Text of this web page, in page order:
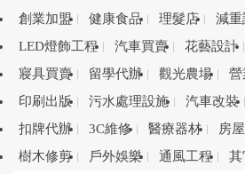
創業加盟
健康食品 理髮店 減
LED燈飾工程
汽車買賣 花藝設計
寢具買賣
留學代辦 觀光農場 營
印刷出版
污水處理設施 汽車改裝
扣牌代辦
3C維修 醫療器材 房
樹木修剪
戶外娛樂 通風工程 其